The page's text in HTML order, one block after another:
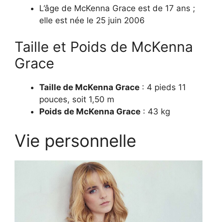
L’âge de McKenna Grace est de 17 ans ;
elle est née le 25 juin 2006
Taille et Poids de McKenna
Grace
Taille de McKenna Grace : 4 pieds 11
pouces, soit 1,50 m
Poids de McKenna Grace : 43 kg
Vie personnelle